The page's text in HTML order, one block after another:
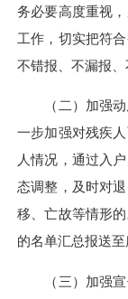
务必要高度重视
工作，切实把符
不错报、不漏报、
（二）加强动
一步加强对残疾
人情况，通过入
态调整，及时对
移、亡故等情形
的名单汇总报送至
（三）加强宣